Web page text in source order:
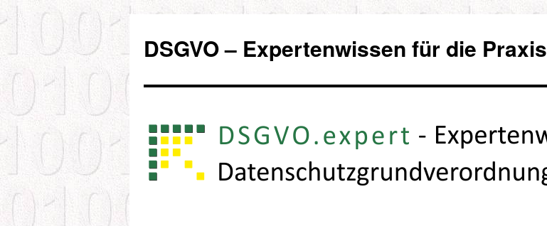
springen
DSGVO – Expertenwissen für die Praxis